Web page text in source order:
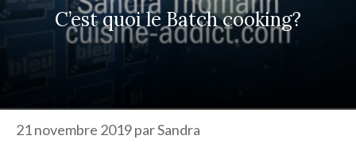
C’est quoi le Batch cooking?
21 novembre 2019parSandra